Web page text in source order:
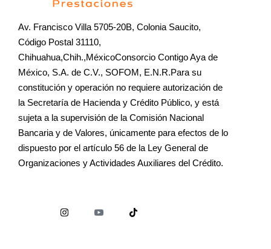
Av. Francisco Villa 5705-20B, Colonia Saucito,
Código Postal 31110,
Chihuahua,Chih.,MéxicoConsorcio Contigo Aya de
México, S.A. de C.V., SOFOM, E.N.R.Para su
constitución y operación no requiere autorización de
la Secretaría de Hacienda y Crédito Público, y está
sujeta a la supervisión de la Comisión Nacional
Bancaria y de Valores, únicamente para efectos de lo
dispuesto por el artículo 56 de la Ley General de
Organizaciones y Actividades Auxiliares del Crédito.